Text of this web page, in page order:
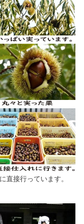
直接行っています。